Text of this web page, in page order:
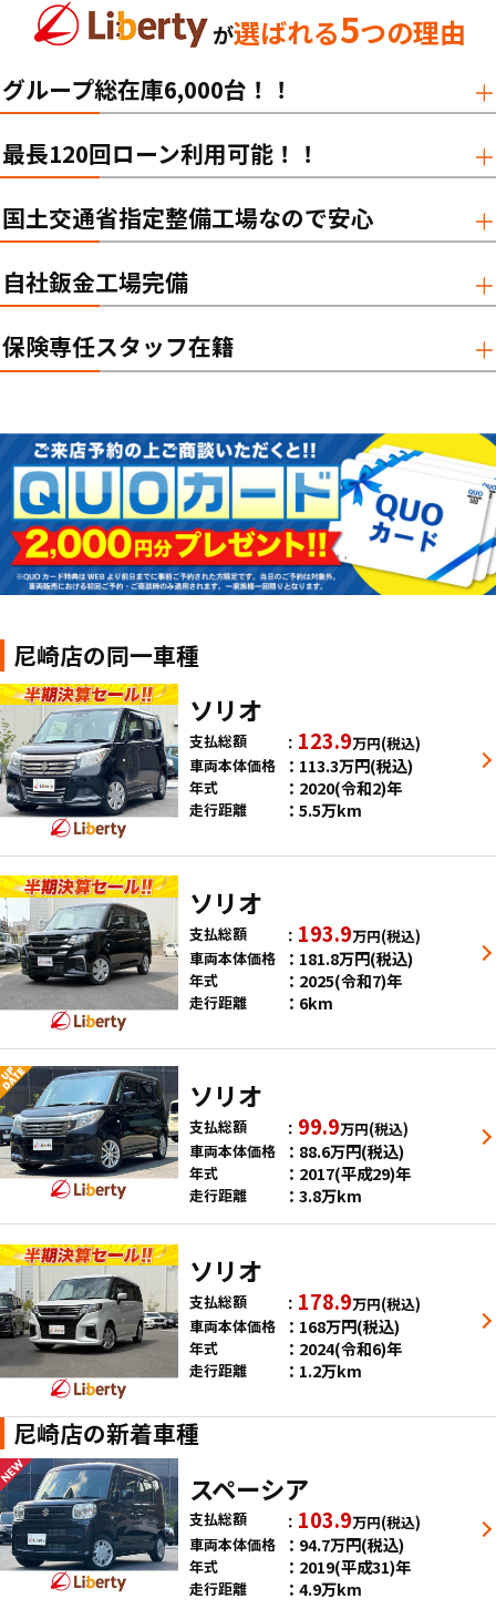
が選ばれる5つの理由
グループ総在庫6,000台！！
最長120回ローン利用可能！！
国土交通省指定整備工場なので安心
自社鈑金工場完備
保険専任スタッフ在籍
尼崎店の同一車種
ソリオ
支払総額 123.9万円(税込)
車両本体価格
113.3万円(税込)
年式 2020(令和2)年
走行距離 5.5万km
ソリオ
支払総額 193.9万円(税込)
車両本体価格
181.8万円(税込)
年式 2025(令和7)年
走行距離 6km
ソリオ
支払総額 99.9万円(税込)
車両本体価格
88.6万円(税込)
年式 2017(平成29)年
走行距離 3.8万km
ソリオ
支払総額 178.9万円(税込)
車両本体価格
168万円(税込)
年式 2024(令和6)年
走行距離 1.2万km
尼崎店の新着車種
スペーシア
支払総額 103.9万円(税込)
車両本体価格
94.7万円(税込)
年式 2019(平成31)年
走行距離 4.9万km